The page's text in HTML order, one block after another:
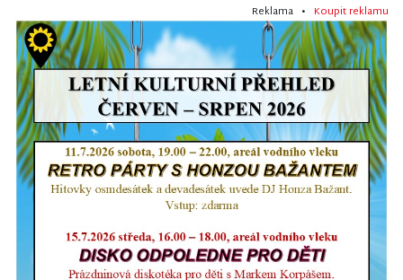
Reklama • Koupit reklamu